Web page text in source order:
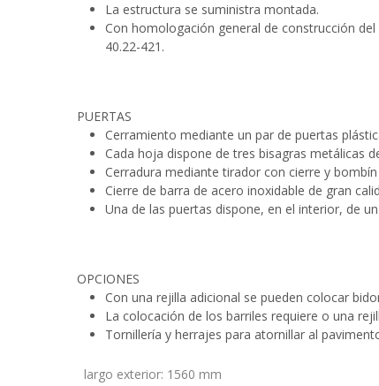
La estructura se suministra montada.
Con homologación general de construcción
40.22-421.
PUERTAS
Cerramiento mediante un par de puertas
Cada hoja dispone de tres bisagras metálicas
Cerradura mediante tirador con cierre y
Cierre de barra de acero inoxidable de gran
Una de las puertas dispone, en el interior, de
OPCIONES
Con una rejilla adicional se pueden colocar
La colocación de los barriles requiere o una
Tornillería y herrajes para atornillar al
largo exterior: 1560 mm